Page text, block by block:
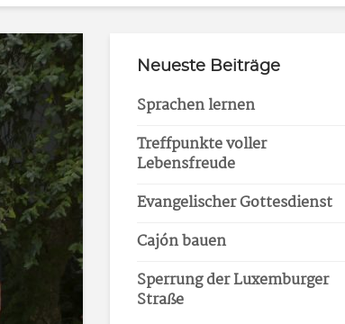
Neueste Beiträge
Sprachen lernen
Treffpunkte voller
Lebensfreude
Evangelischer Gottesdienst
Cajón bauen
Sperrung der Luxemburger
Straße